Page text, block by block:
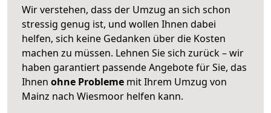
Wir verstehen, dass der Umzug an sich schon
stressig genug ist, und wollen Ihnen dabei
helfen, sich keine Gedanken über die Kosten
machen zu müssen. Lehnen Sie sich zurück – wir
haben garantiert passende Angebote für Sie, das
Ihnen ohne Probleme mit Ihrem Umzug von
Mainz nach Wiesmoor helfen kann.